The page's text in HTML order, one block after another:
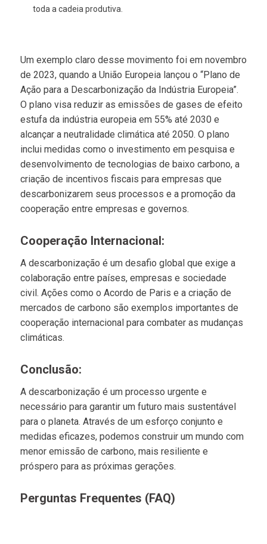
toda a cadeia produtiva.
Um exemplo claro desse movimento foi em novembro
de 2023, quando a União Europeia lançou o “Plano de
Ação para a Descarbonização da Indústria Europeia”.
O plano visa reduzir as emissões de gases de efeito
estufa da indústria europeia em 55% até 2030 e
alcançar a neutralidade climática até 2050. O plano
inclui medidas como o investimento em pesquisa e
desenvolvimento de tecnologias de baixo carbono, a
criação de incentivos fiscais para empresas que
descarbonizarem seus processos e a promoção da
cooperação entre empresas e governos.
Cooperação Internacional:
A descarbonização é um desafio global que exige a
colaboração entre países, empresas e sociedade
civil. Ações como o Acordo de Paris e a criação de
mercados de carbono são exemplos importantes de
cooperação internacional para combater as mudanças
climáticas.
Conclusão:
A descarbonização é um processo urgente e
necessário para garantir um futuro mais sustentável
para o planeta. Através de um esforço conjunto e
medidas eficazes, podemos construir um mundo com
menor emissão de carbono, mais resiliente e
próspero para as próximas gerações.
Perguntas Frequentes (FAQ)